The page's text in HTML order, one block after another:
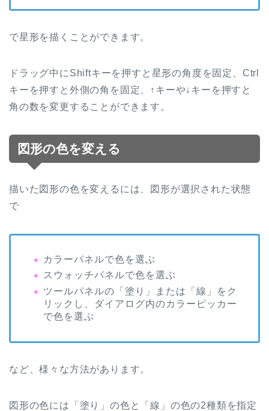
で星形を描くことができます。
ドラッグ中に Shiftキーを押すと星形の角度を固定、 Ctrl
キーを押すと外側の角を固定、
↑ キーや↓ キーを押すと
角の数を変更することができます。
図形の色を変える
描いた図形の色を変えるには、図形が選択された状態
で
カラーパネルで色を選ぶ
スウォッチパネルで色を選ぶ
ツールパネルの「塗り」または「線」をク
リックし、ダイアログ内のカラーピッカー
で色を選ぶ
など、様々な方法があります。
図形の色には「塗り」の色と「線」の色の2種類を指定